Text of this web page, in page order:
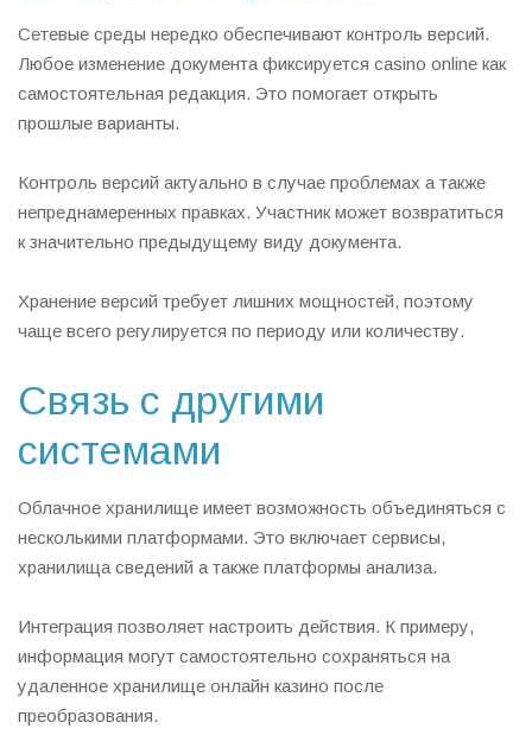
Сетевые среды нередко обеспечивают контроль версий.
Любое изменение документа фиксируется casino online как
самостоятельная редакция. Это помогает открыть
прошлые варианты.
Контроль версий актуально в случае проблемах а также
непреднамеренных правках. Участник может возвратиться
к значительно предыдущему виду документа.
Хранение версий требует лишних мощностей, поэтому
чаще всего регулируется по периоду или количеству.
Связь с другими
системами
Облачное хранилище имеет возможность объединяться с
несколькими платформами. Это включает сервисы,
хранилища сведений а также платформы анализа.
Интеграция позволяет настроить действия. К примеру,
информация могут самостоятельно сохраняться на
удаленное хранилище онлайн казино после
преобразования.